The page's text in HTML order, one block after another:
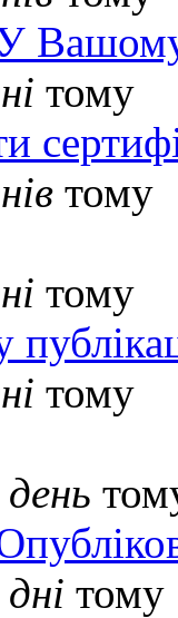
Вашому
тому
тому
тому
тому
тому